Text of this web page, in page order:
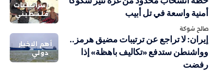
إسرائيليات
فلسطيني
أمنية واسعة في تل أبيب
صالح شوكة
أهم الاخبار
دولي
إيران: لا تراجع عن ترتيبات مضيق هرمز..
وواشنطن ستدفع «تكاليف باهظة» إذا
رفضت